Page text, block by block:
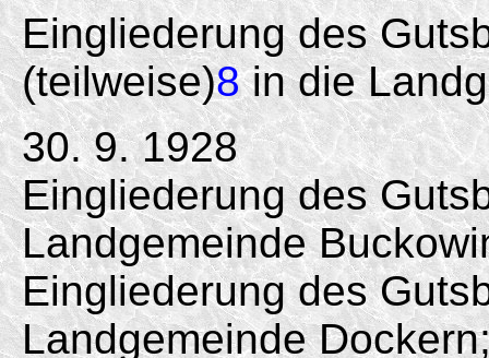
Eingliederung des
(teilweise)8in die
30. 9. 1928
Eingliederung des
Landgemeinde
Eingliederung des
Landgemeinde